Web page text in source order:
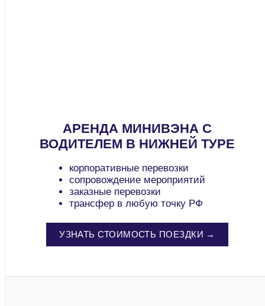
АРЕНДА МИНИВЭНА С
ВОДИТЕЛЕМ В НИЖНЕЙ ТУРЕ
корпоративные перевозки
сопровождение мероприятий
заказные перевозки
трансфер в любую точку РФ
УЗНАТЬ СТОИМОСТЬ ПОЕЗДКИ →